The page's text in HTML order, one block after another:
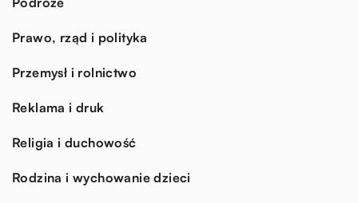
Prawo, rząd i polityka
Przemysł i rolnictwo
Reklama i druk
Religia i duchowość
Rodzina i wychowanie dzieci